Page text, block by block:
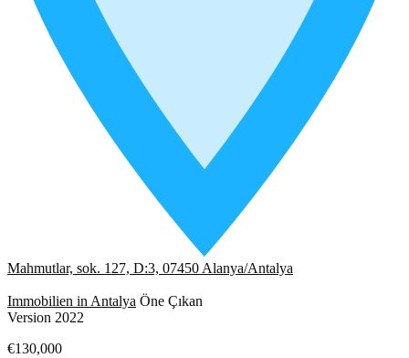
Mahmutlar, sok. 127, D:3, 07450 Alanya/Antalya
Immobilien in Antalya Öne Çıkan
Version 2022
€130,000